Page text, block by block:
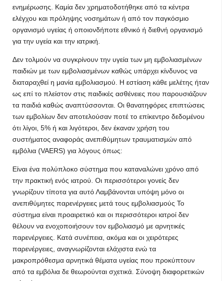
ενημέρωσης. Καμία δεν χρηματοδοτήθηκε από τα κέντρα
ελέγχου και πρόληψης νοσημάτων ή από τον παγκόσμιο
οργανισμό υγείας ή οποιονδήποτε εθνικό ή διεθνή οργανισμό
για την υγεία και την ιατρική.
Δεν τολμούν να συγκρίνουν την υγεία των μη εμβολιασμένων
παιδιών με των εμβολιασμένων καθώς υπάρχει κίνδυνος να
διαταραχθεί η μανία εμβολιασμού. Η εστίαση κάθε μελέτης ήταν
ως επί το πλείστον στις παιδικές ασθένειες που παρουσιάζουν
τα παιδιά καθώς αναπτύσσονται. Οι θανατηφόρες επιπτώσεις
των εμβολίων δεν αποτελούσαν ποτέ το επίκεντρο δεδομένου
ότι λίγοι, 5% ή και λιγότεροι, δεν έκαναν χρήση του
συστήματος αναφοράς ανεπιθύμητων τραυματισμών από
εμβόλια (VAERS) για λόγους όπως:
Είναι ένα πολύπλοκο σύστημα που καταναλώνει χρόνο από
την πρακτική ενός ιατρού. Οι περισσότεροι γονείς δεν
γνωρίζουν τίποτα για αυτό Λαμβάνονται υπόψη μόνο οι
ανεπιθύμητες παρενέργειες μετά τους εμβολιασμούς Το
σύστημα είναι προαιρετικό και οι περισσότεροι ιατροί δεν
θέλουν να ενοχοποιήσουν τον εμβολιασμό με αρνητικές
παρενέργειες. Κατά συνέπεια, ακόμα και οι χειρότερες
παρενέργειες, αναγνωρίζονται ελάχιστα ενώ τα
μακροπρόθεσμα αρνητικά θέματα υγείας που προκύπτουν
από τα εμβόλια δε θεωρούνται σχετικά. Σύνοψη διαφορετικών